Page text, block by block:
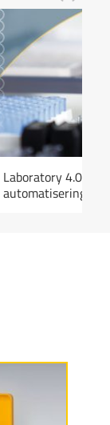
Laboratory 4.0: Hoe
automatisering de